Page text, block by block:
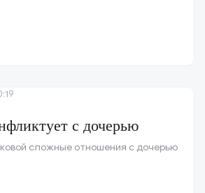
с дочерью
сложные отношения с дочерью